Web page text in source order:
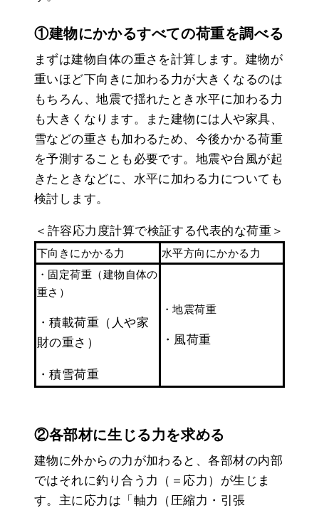
①建物にかかるすべての荷重を調べる
まずは建物自体の重さを計算します。建物が
重いほど下向きに加わる力が大きくなるのは
もちろん、地震で揺れたとき水平に加わる力
も大きくなります。また建物には人や家具、
雪などの重さも加わるため、今後かかる荷重
を予測することも必要です。地震や台風が起
きたときなどに、水平に加わる力についても
検討します。
＜許容応力度計算で検証する代表的な荷重＞
下向きにかかる力
水平方向にかかる力
・固定荷重（建物自体の
重さ）
・積載荷重（人や家
財の重さ）
・積雪荷重
・地震荷重
・風荷重
②各部材に生じる力を求める
建物に外からの力が加わると、各部材の内部
ではそれに釣り合う力（＝応力）が生じま
す。主に応力は「軸力（圧縮力・引張